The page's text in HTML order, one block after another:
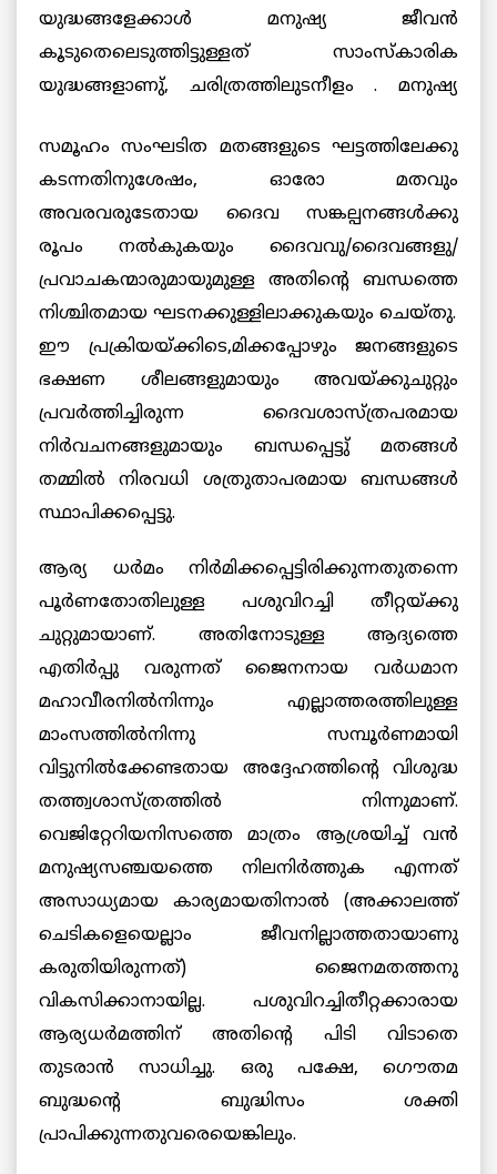
യുദ്ധങ്ങളേക്കാള്‍ മനുഷ്യ ജീവന്‍
കൂടുതെലെടുത്തിട്ടുള്ളത് സാംസ്കാരിക
യുദ്ധങ്ങളാണു്, ചരിത്രത്തിലുടനീളം . മനുഷ്യ
സമൂഹം സംഘടിത മതങ്ങളുടെ ഘട്ടത്തിലേക്കു
കടന്നതിനുശേഷം, ഓരോ മതവും
അവരവരുടേതായ ദൈവ സങ്കല്പനങ്ങള്‍ക്കു
രൂപം നല്‍കുകയും ദൈവവു/ദൈവങ്ങളു/
പ്രവാചകന്മാരുമായുമുള്ള അതിന്റെ ബന്ധത്തെ
നിശ്ചിതമായ ഘടനക്കുള്ളിലാക്കുകയും ചെയ്തു.
ഈ പ്രക്രിയയ്ക്കിടെ,മിക്കപ്പോഴും ജനങ്ങളുടെ
ഭക്ഷണ ശീലങ്ങളുമായും അവയ്ക്കുചുറ്റും
പ്രവര്‍ത്തിച്ചിരുന്ന ദൈവശാസ്ത്രപരമായ
നിര്‍വചനങ്ങളുമായും ബന്ധപ്പെട്ടു് മതങ്ങള്‍
തമ്മില്‍ നിരവധി ശത്രുതാപരമായ ബന്ധങ്ങള്‍
സ്ഥാപിക്കപ്പെട്ടു.
ആര്യ ധര്‍മം നിര്‍മിക്കപ്പെട്ടിരിക്കുന്നതുതന്നെ
പൂര്‍ണതോതിലുള്ള പശുവിറച്ചി തീറ്റയ്ക്കു
ചുറ്റുമായാണ്. അതിനോടുള്ള ആദ്യത്തെ
എതിര്‍പ്പു വരുന്നത് ജൈനനായ വര്‍ധമാന
മഹാവീരനില്‍നിന്നും എല്ലാത്തരത്തിലുള്ള
മാംസത്തില്‍നിന്നു സമ്പൂര്‍ണമായി
വിട്ടുനില്‍ക്കേണ്ടതായ അദ്ദേഹത്തിന്റെ വിശുദ്ധ
തത്ത്വശാസ്ത്രത്തില്‍ നിന്നുമാണ്.
വെജിറ്റേറിയനിസത്തെ മാത്രം ആശ്രയിച്ച് വന്‍
മനുഷ്യസഞ്ചയത്തെ നിലനിര്‍ത്തുക എന്നത്
അസാധ്യമായ കാര്യമായതിനാല്‍ (അക്കാലത്ത്
ചെടികളെയെല്ലാം ജീവനില്ലാത്തതായാണു
കരുതിയിരുന്നത്) ജൈനമതത്തനു
വികസിക്കാനായില്ല. പശുവിറച്ചിതീറ്റക്കാരായ
ആര്യധര്‍മത്തിന് അതിന്റെ പിടി വിടാതെ
തുടരാന്‍ സാധിച്ചു. ഒരു പക്ഷേ, ഗൌതമ
ബുദ്ധന്റെ ബുദ്ധിസം ശക്തി
പ്രാപിക്കുന്നതുവരെയെങ്കിലും.